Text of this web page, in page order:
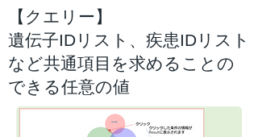
【クエリー】
遺伝子IDリスト、疾患IDリスト
など共通項目を求めることの
できる任意の値